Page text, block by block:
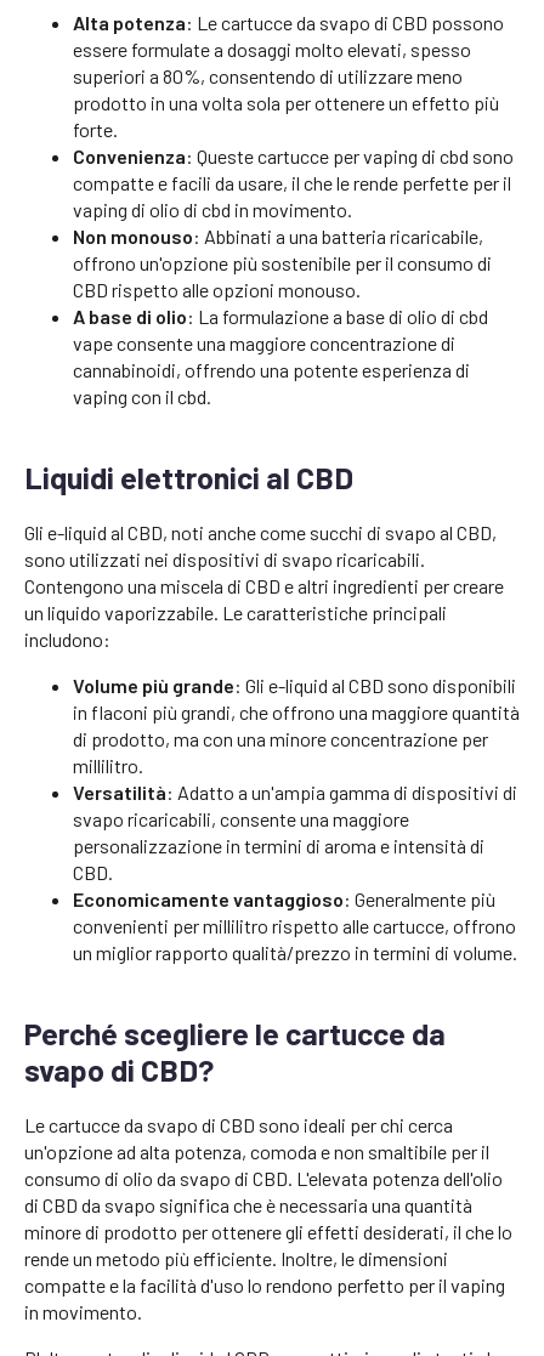
Alta potenza: Le cartucce da svapo di CBD possono
essere formulate a dosaggi molto elevati, spesso
superiori a 80%, consentendo di utilizzare meno
prodotto in una volta sola per ottenere un effetto più
forte.
Convenienza: Queste cartucce per vaping di cbd sono
compatte e facili da usare, il che le rende perfette per il
vaping di olio di cbd in movimento.
Non monouso: Abbinati a una batteria ricaricabile,
offrono un'opzione più sostenibile per il consumo di
CBD rispetto alle opzioni monouso.
A base di olio: La formulazione a base di olio di cbd
vape consente una maggiore concentrazione di
cannabinoidi, offrendo una potente esperienza di
vaping con il cbd.
Liquidi elettronici al CBD
Gli e-liquid al CBD, noti anche come succhi di svapo al CBD,
sono utilizzati nei dispositivi di svapo ricaricabili.
Contengono una miscela di CBD e altri ingredienti per creare
un liquido vaporizzabile. Le caratteristiche principali
includono:
Volume più grande: Gli e-liquid al CBD sono disponibili
in flaconi più grandi, che offrono una maggiore quantità
di prodotto, ma con una minore concentrazione per
millilitro.
Versatilità: Adatto a un'ampia gamma di dispositivi di
svapo ricaricabili, consente una maggiore
personalizzazione in termini di aroma e intensità di
CBD.
Economicamente vantaggioso: Generalmente più
convenienti per millilitro rispetto alle cartucce, offrono
un miglior rapporto qualità/prezzo in termini di volume.
Perché scegliere le cartucce da
svapo di CBD?
Le cartucce da svapo di CBD sono ideali per chi cerca
un'opzione ad alta potenza, comoda e non smaltibile per il
consumo di olio da svapo di CBD. L'elevata potenza dell'olio
di CBD da svapo significa che è necessaria una quantità
minore di prodotto per ottenere gli effetti desiderati, il che lo
rende un metodo più efficiente. Inoltre, le dimensioni
compatte e la facilità d'uso lo rendono perfetto per il vaping
in movimento.